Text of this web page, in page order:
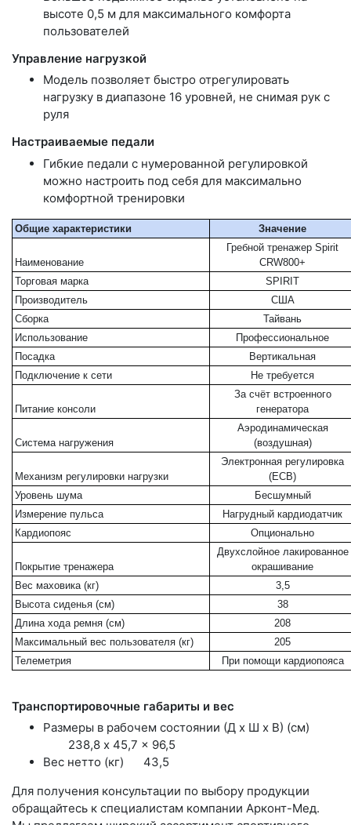
высоте 0,5 м для максимального комфорта
пользователей
Управление нагрузкой
Модель позволяет быстро отрегулировать
нагрузку в диапазоне 16 уровней, не снимая рук с
руля
Настраиваемые педали
Гибкие педали с нумерованной регулировкой
можно настроить под себя для максимально
комфортной тренировки
Общие характеристики Значение
Наименование
Гребной тренажер Spirit
CRW800+
Торговая марка
SPIRIT
Производитель
США
Сборка
Тайвань
Использование
Профессиональное
Посадка
Вертикальная
Подключение к сети
Не требуется
Питание консоли
За счёт встроенного
генератора
Система нагружения
Аэродинамическая
(воздушная)
Механизм регулировки нагрузки
Электронная регулировка
(ECB)
Уровень шума
Бесшумный
Измерение пульса
Нагрудный кардиодатчик
Кардиопояс
Опционально
Покрытие тренажера
Двухслойное лакированное
окрашивание
Вес маховика (кг)
3,5
Высота сиденья (см)
38
Длина хода ремня (см)
208
Максимальный вес пользователя (кг)
205
Телеметрия
При помощи кардиопояса
Транспортировочные габариты и вес
Размеры в рабочем состоянии (Д х Ш х В) (см)
238,8 x 45,7 x 96,5
Вес нетто (кг)
43,5
Для получения консультации по выбору продукции
обращайтесь к специалистам компании Арконт-Мед.